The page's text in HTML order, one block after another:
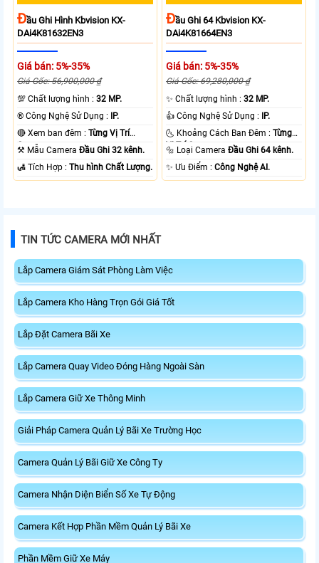
ĐẦu Ghi Hình Kbvision KX-
DAi4K81632EN3
Giá bán: 5%-35%
Giá Gốc: 56,900,000 ₫
💯 Chất lượng hình :32 MP.
®️ Công Nghệ Sử Dụng : IP.
🔴 Xem ban đêm :Từng Vị Trí
Camera .
⚒ Mẫu CameraĐầu Ghi 32 kênh.
️🛃 Tích Hợp :Thu hình Chất Lượng.
ĐẦu Ghi 64 Kbvision KX-
DAi4K81664EN3
Giá bán: 5%-35%
Giá Gốc: 69,280,000 ₫
✨ Chất lượng hình :32 MP.
👍 Công Nghệ Sử Dụng : IP.
🌜 Khoảng Cách Ban Đêm :Từng
Vị Trí Camera .
🔩 Loại CameraĐầu Ghi 64 kênh.
️✨ Ưu Điểm :Công Nghệ AI.
TIN TỨC CAMERA MỚI NHẤT
Lắp Camera Giám Sát Phòng Làm Việc
Lắp Camera Kho Hàng Trọn Gói Giá Tốt
Lắp Đặt Camera Bãi Xe
Lắp Camera Quay Video Đóng Hàng Ngoài Sàn
Lắp Camera Giữ Xe Thông Minh
Giải Pháp Camera Quản Lý Bãi Xe Trường Học
Camera Quản Lý Bãi Giữ Xe Công Ty
Camera Nhận Diện Biển Số Xe Tự Động
Camera Kết Hợp Phần Mềm Quản Lý Bãi Xe
Phần Mềm Giữ Xe Máy